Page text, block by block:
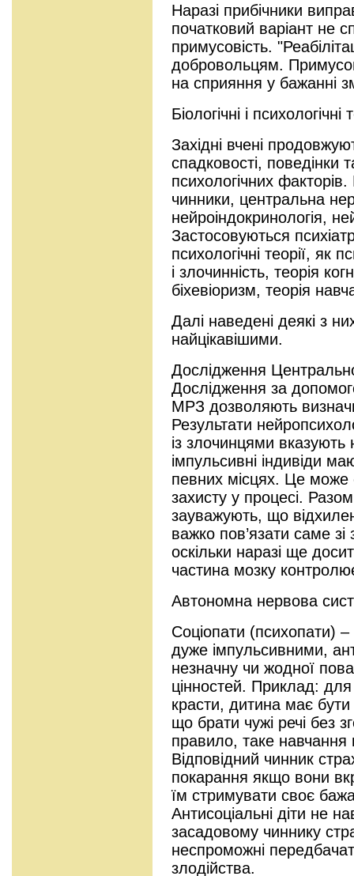
Наразі прибічники
початковий варіант не
примусовість.
добровольцям.
на сприяння у бажанні
Біологічні і психологічні
Західні вчені
спадковості, поведінки
психологічних
чинники, центральна
нейроіндокринологія,
Застосовуються
психологічні теорії, як
і злочинність, теорія
біхевіоризм, теорія
Далі наведені деякі з
найцікавішими.
Дослідження
Дослідження за
МРЗ дозволяють
Результати
із злочинцями
імпульсивні індивіди
певних місцях. Це може
захисту у процесі.
зауважують, що
важко пов’язати саме
оскільки наразі ще
частина мозку
Автономна нервова
Соціопати (психопати)
дуже імпульсивними,
незначну чи жодної
цінностей. Приклад:
красти, дитина має бути
що брати чужі речі без
правило, таке навчання
Відповідний чинник
покарання якщо вони
їм стримувати своє
Антисоціальні діти не
засадовому чиннику
неспроможні
злодійства.